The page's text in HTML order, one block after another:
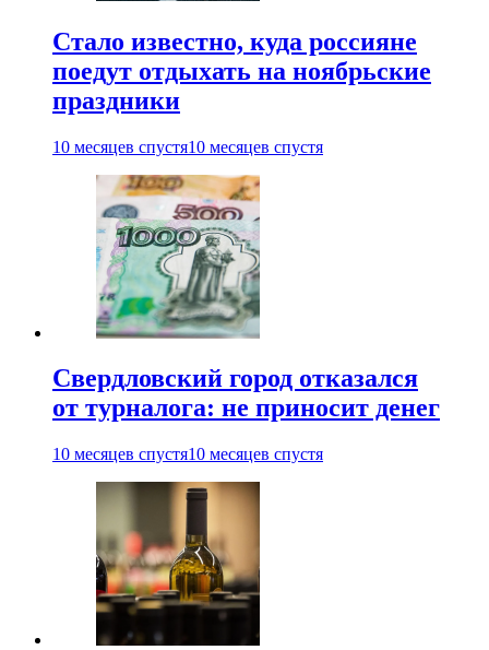
Стало известно, куда россияне
поедут отдыхать на ноябрьские
праздники
10 месяцев спустя10 месяцев спустя
Свердловский город отказался
от турналога: не приносит денег
10 месяцев спустя10 месяцев спустя